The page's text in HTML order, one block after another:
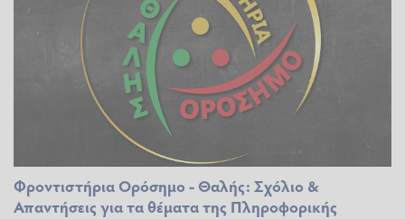
Φροντιστήρια Ορόσημο - Θαλής: Σχόλιο &
Απαντήσεις για τα θέματα της Πληροφορικής